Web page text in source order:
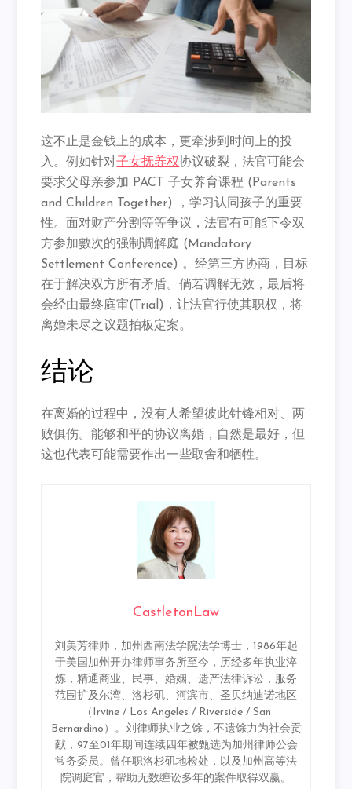
这不止是金钱上的成本，更牵涉到时间上的投
入。例如针对子女抚养权协议破裂，法官可能会
要求父母亲参加 PACT 子女养育课程 (Parents
and Children Together) ，学习认同孩子的重要
性。面对财产分割等等争议，法官有可能下令双
方参加數次的强制调解庭 (Mandatory
Settlement Conference) 。经第三方协商，目标
在于解决双方所有矛盾。倘若调解无效，最后将
会经由最终庭审(Trial)，让法官行使其职权，将
离婚未尽之议题拍板定案。
结论
在离婚的过程中，没有人希望彼此针锋相对、两
败俱伤。能够和平的协议离婚，自然是最好，但
这也代表可能需要作出一些取舍和牺牲。
CastletonLaw
刘美芳律师，加州西南法学院法学博士，1986年起
于美国加州开办律师事务所至今，历经多年执业淬
炼，精通商业、民事、婚姻、遗产法律诉讼，服务
范围扩及尔湾、洛杉矶、河滨市、圣贝纳迪诺地区
（Irvine / Los Angeles / Riverside / San
Bernardino）。刘律师执业之馀，不遗馀力为社会贡
献，97至01年期间连续四年被甄选为加州律师公会
常务委员。曾任职洛杉矶地检处，以及加州高等法
院调庭官，帮助无数缠讼多年的案件取得双赢。